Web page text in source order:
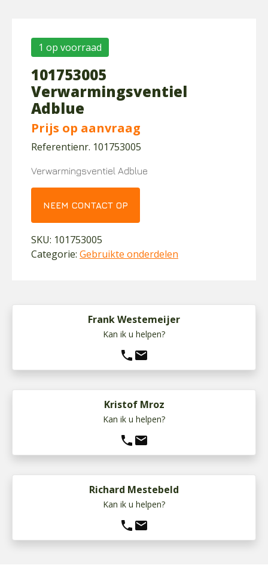
1 op voorraad
101753005
Verwarmingsventiel
Adblue
Prijs op aanvraag
Referentienr. 101753005
Verwarmingsventiel Adblue
NEEM CONTACT OP
SKU: 101753005
Categorie: Gebruikte onderdelen
Frank Westemeijer
Kan ik u helpen?
phone mail
Kristof Mroz
Kan ik u helpen?
phone mail
Richard Mestebeld
Kan ik u helpen?
phone mail